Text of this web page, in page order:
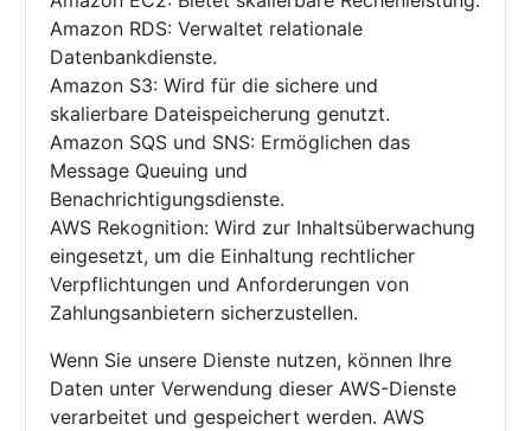
Amazon RDS: Verwaltet relationale
Datenbankdienste.
Amazon S3: Wird für die sichere und
skalierbare Dateispeicherung genutzt.
Amazon SQS und SNS: Ermöglichen das
Message Queuing und
Benachrichtigungsdienste.
AWS Rekognition: Wird zur Inhaltsüberwachung
eingesetzt, um die Einhaltung rechtlicher
Verpflichtungen und Anforderungen von
Zahlungsanbietern sicherzustellen.
Wenn Sie unsere Dienste nutzen, können Ihre
Daten unter Verwendung dieser AWS-Dienste
verarbeitet und gespeichert werden. AWS